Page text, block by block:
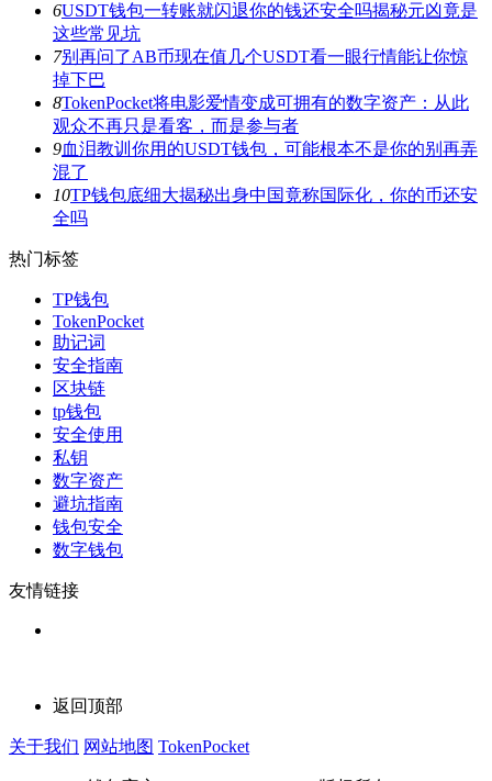
6USDT钱包一转账就闪退你的钱还安全吗揭秘元凶竟是
这些常见坑
7别再问了AB币现在值几个USDT看一眼行情能让你惊
掉下巴
8TokenPocket将电影爱情变成可拥有的数字资产：从此
观众不再只是看客，而是参与者
9血泪教训你用的USDT钱包，可能根本不是你的别再弄
混了
10TP钱包底细大揭秘出身中国竟称国际化，你的币还安
全吗
热门标签
TP钱包
TokenPocket
助记词
安全指南
区块链
tp钱包
安全使用
私钥
数字资产
避坑指南
钱包安全
数字钱包
友情链接
返回顶部
关于我们 网站地图 TokenPocket